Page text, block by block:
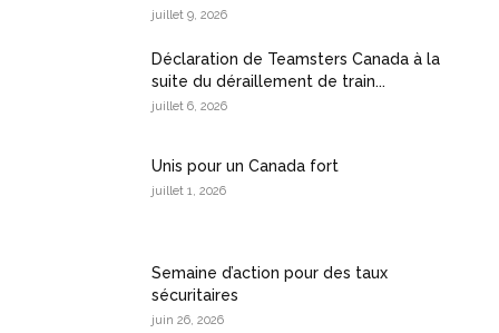
juillet 9, 2026
Déclaration de Teamsters Canada à la
suite du déraillement de train...
juillet 6, 2026
Unis pour un Canada fort
juillet 1, 2026
Semaine d’action pour des taux
sécuritaires
juin 26, 2026